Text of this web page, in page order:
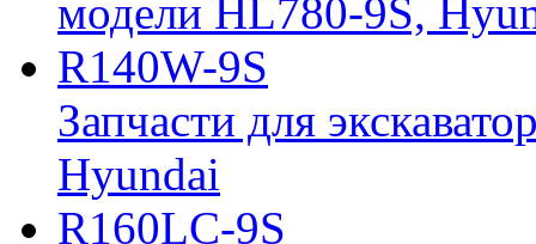
модели HL780-9S,
R140W-9S
Запчасти для
Hyundai
R160LC-9S